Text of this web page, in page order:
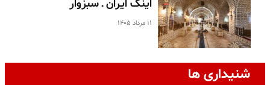
اینک ایران ـ سبزوار
۱۱ مرداد ۱۴۰۵
شنیداری ها